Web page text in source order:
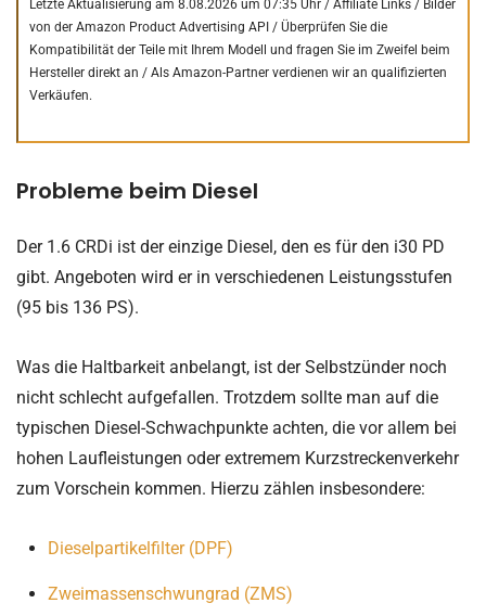
Letzte Aktualisierung am 8.08.2026 um 07:35 Uhr / Affiliate Links / Bilder
von der Amazon Product Advertising API / Überprüfen Sie die
Kompatibilität der Teile mit Ihrem Modell und fragen Sie im Zweifel beim
Hersteller direkt an / Als Amazon-Partner verdienen wir an qualifizierten
Verkäufen.
Probleme beim Diesel
Der 1.6 CRDi ist der einzige Diesel, den es für den i30 PD
gibt. Angeboten wird er in verschiedenen Leistungsstufen
(95 bis 136 PS).
Was die Haltbarkeit anbelangt, ist der Selbstzünder noch
nicht schlecht aufgefallen. Trotzdem sollte man auf die
typischen Diesel-Schwachpunkte achten, die vor allem bei
hohen Laufleistungen oder extremem Kurzstreckenverkehr
zum Vorschein kommen. Hierzu zählen insbesondere:
Dieselpartikelfilter (DPF)
Zweimassenschwungrad (ZMS)